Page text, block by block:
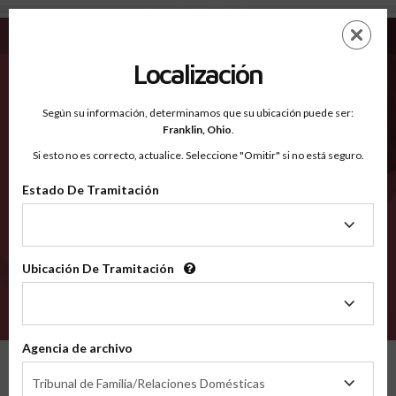
Henry AL - Condados Reconocidos
EN
Condados Reconocidos
2600
Localización
Según su información, determinamos que su ubicación puede ser:
Franklin, Ohio.
Si esto no es correcto, actualice. Seleccione "Omitir" si no está seguro.
Estado De Tramitación
Tramitación
Ubicación De Tramitación
Tramitación
Agencia de archivo
Tribunal de Familia/Relaciones Domésticas
de